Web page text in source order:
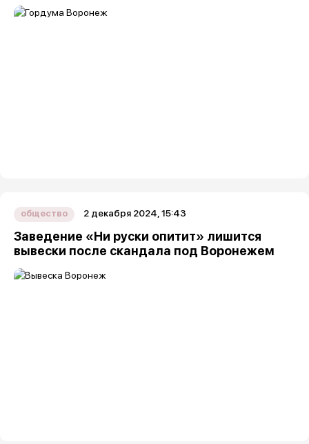
общество 2 декабря 2024, 15:43
Заведение «Ни руски опитит» лишится
вывески после скандала под Воронежем